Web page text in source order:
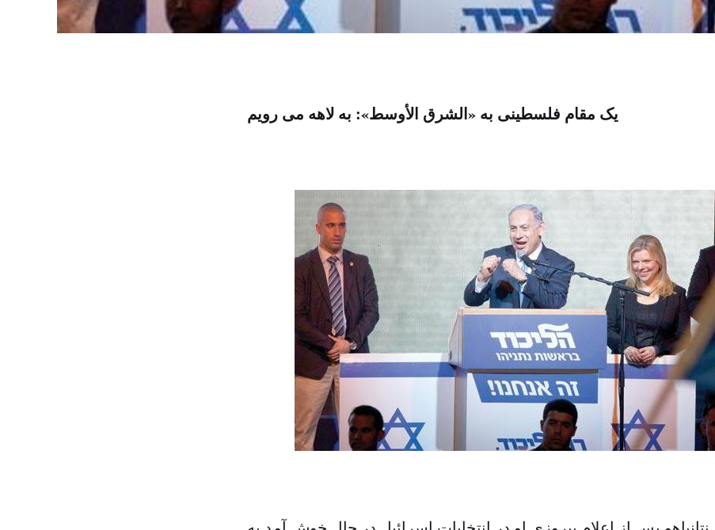
یک مقام فلسطینی به «الشرق الأوسط»: به لاهه می رویم